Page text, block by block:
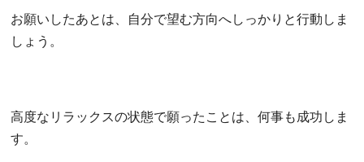
お願いしたあとは、自分で望む方向へしっかりと行動しま
しょう。
高度なリラックスの状態で願ったことは、何事も成功しま
す。